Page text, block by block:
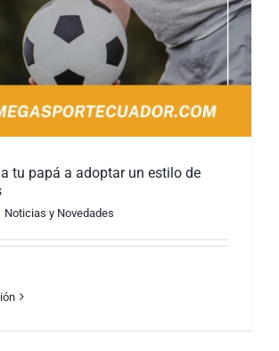
tu papá a adoptar un estilo de
Noticias y Novedades